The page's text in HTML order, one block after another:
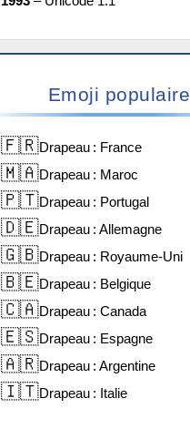
Emoji populaire
🇫🇷Drapeau : France
🇲🇦Drapeau : Maroc
🇵🇹Drapeau : Portugal
🇩🇪Drapeau : Allemagne
🇬🇧Drapeau : Royaume-Uni
🇧🇪Drapeau : Belgique
🇨🇦Drapeau : Canada
🇪🇸Drapeau : Espagne
🇦🇷Drapeau : Argentine
🇮🇹Drapeau : Italie